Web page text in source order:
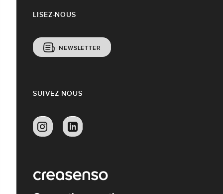
LISEZ-NOUS
NEWSLETTER
SUIVEZ-NOUS